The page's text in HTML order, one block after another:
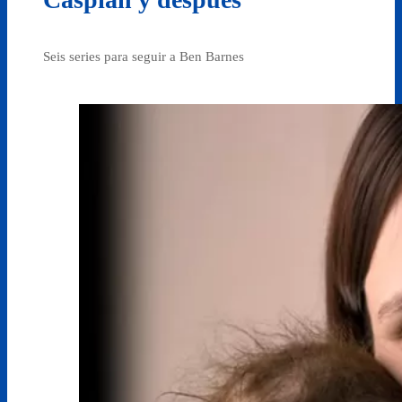
Seis series para seguir a Ben Barnes